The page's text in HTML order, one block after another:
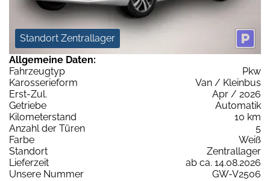
Standort Zentrallager
Allgemeine Daten:
Fahrzeugtyp
Pkw
Karosserieform
Van / Kleinbus
Erst-Zul.
Apr / 2026
Getriebe
Automatik
Kilometerstand
10 km
Anzahl der Türen
5
Farbe
Weiß
Standort
Zentrallager
Lieferzeit
ab ca. 14.08.2026
Unsere Nummer
GW-V2506